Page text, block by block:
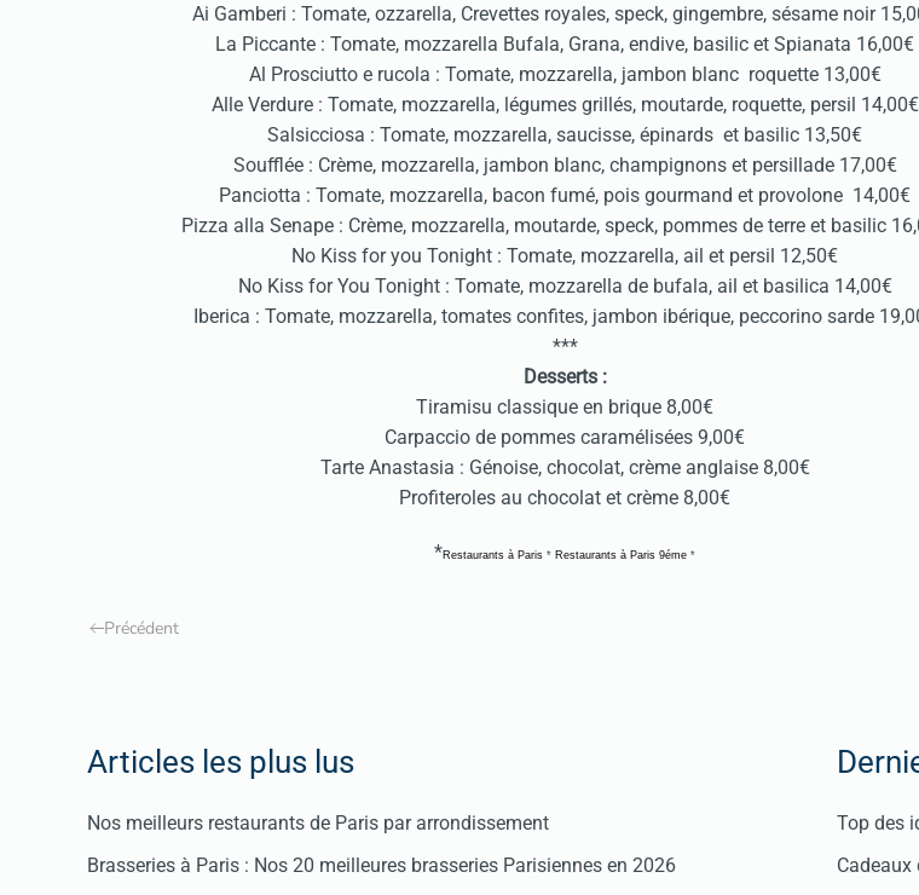
Ai Gamberi : Tomate, ozzarella, Crevettes royales, speck, gingembre, sésame noir
La Piccante : Tomate, mozzarella Bufala, Grana, endive, basilic et Spianata 16,00€
Al Prosciutto e rucola : Tomate, mozzarella, jambon blanc roquette 13,00€
Alle Verdure : Tomate, mozzarella, légumes grillés, moutarde, roquette, persil 14,00€
Salsicciosa : Tomate, mozzarella, saucisse, épinards et basilic 13,50€
Soufflée : Crème, mozzarella, jambon blanc, champignons et persillade 17,00€
Panciotta : Tomate, mozzarella, bacon fumé, pois gourmand et provolone 14,00€
Pizza alla Senape : Crème, mozzarella, moutarde, speck, pommes de terre et basilic
No Kiss for you Tonight : Tomate, mozzarella, ail et persil 12,50€
No Kiss for You Tonight : Tomate, mozzarella de bufala, ail et basilica 14,00€
Iberica : Tomate, mozzarella, tomates confites, jambon ibérique, peccorino sarde
***
Desserts :
Tiramisu classique en brique 8,00€
Carpaccio de pommes caramélisées 9,00€
Tarte Anastasia : Génoise, chocolat, crème anglaise 8,00€
Profiteroles au chocolat et crème 8,00€
*Restaurants à Paris * Restaurants à Paris 9éme *
Précédent
Articles les plus lus
Nos meilleurs restaurants de Paris par arrondissement
Brasseries à Paris : Nos 20 meilleures brasseries Parisiennes en 2026
Top des
Cadeaux